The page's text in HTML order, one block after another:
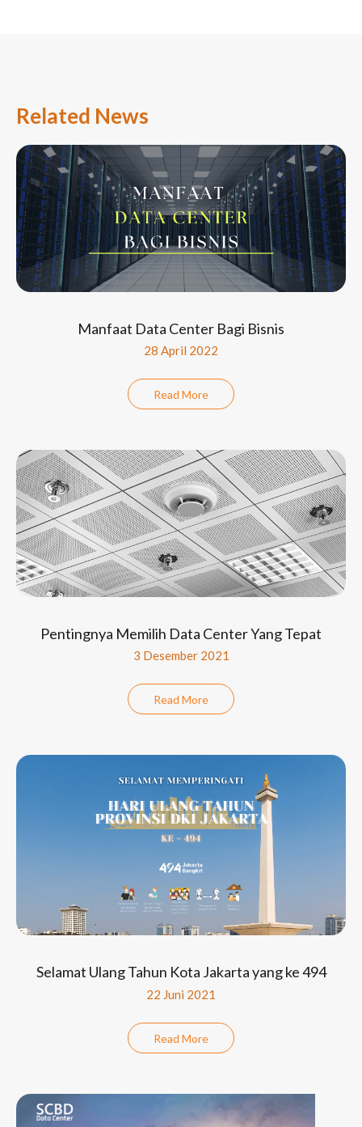
Related News
Manfaat Data Center Bagi Bisnis
28 April 2022
Read More
Pentingnya Memilih Data Center Yang Tepat
3 Desember 2021
Read More
Selamat Ulang Tahun Kota Jakarta yang ke 494
22 Juni 2021
Read More